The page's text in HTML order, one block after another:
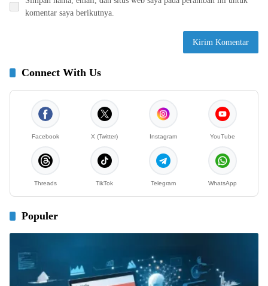
komentar saya berikutnya.
Connect With Us
Facebook X (Twitter) Instagram YouTube
Threads TikTok Telegram WhatsApp
Populer